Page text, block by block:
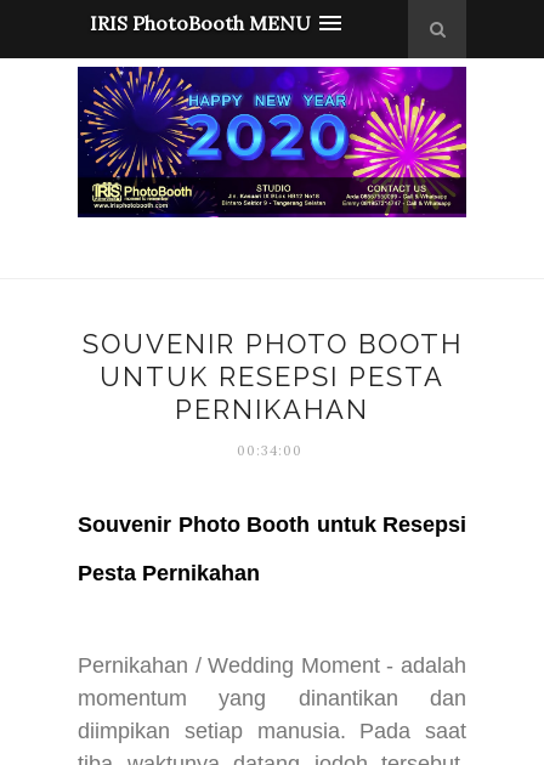
IRIS PhotoBooth MENU
SOUVENIR PHOTO BOOTH
UNTUK RESEPSI PESTA
PERNIKAHAN
00:34:00
Souvenir Photo Booth untuk Resepsi
Pesta Pernikahan
Pernikahan / Wedding Moment - adalah
momentum yang dinantikan dan
diimpikan setiap manusia. Pada saat